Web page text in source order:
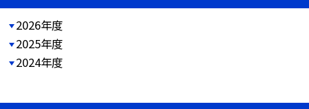
2026年度
2025年度
2024年度